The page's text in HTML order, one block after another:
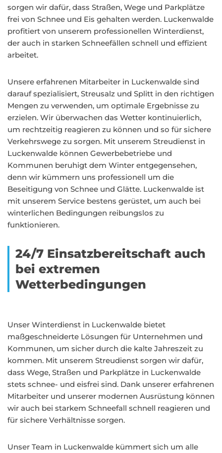
sorgen wir dafür, dass Straßen, Wege und Parkplätze
frei von Schnee und Eis gehalten werden. Luckenwalde
profitiert von unserem professionellen Winterdienst,
der auch in starken Schneefällen schnell und effizient
arbeitet.
Unsere erfahrenen Mitarbeiter in Luckenwalde sind
darauf spezialisiert, Streusalz und Splitt in den richtigen
Mengen zu verwenden, um optimale Ergebnisse zu
erzielen. Wir überwachen das Wetter kontinuierlich,
um rechtzeitig reagieren zu können und so für sichere
Verkehrswege zu sorgen. Mit unserem Streudienst in
Luckenwalde können Gewerbebetriebe und
Kommunen beruhigt dem Winter entgegensehen,
denn wir kümmern uns professionell um die
Beseitigung von Schnee und Glätte. Luckenwalde ist
mit unserem Service bestens gerüstet, um auch bei
winterlichen Bedingungen reibungslos zu
funktionieren.
24/7 Einsatzbereitschaft auch
bei extremen
Wetterbedingungen
Unser Winterdienst in Luckenwalde bietet
maßgeschneiderte Lösungen für Unternehmen und
Kommunen, um sicher durch die kalte Jahreszeit zu
kommen. Mit unserem Streudienst sorgen wir dafür,
dass Wege, Straßen und Parkplätze in Luckenwalde
stets schnee- und eisfrei sind. Dank unserer erfahrenen
Mitarbeiter und unserer modernen Ausrüstung können
wir auch bei starkem Schneefall schnell reagieren und
für sichere Verhältnisse sorgen.
Unser Team in Luckenwalde kümmert sich um alle